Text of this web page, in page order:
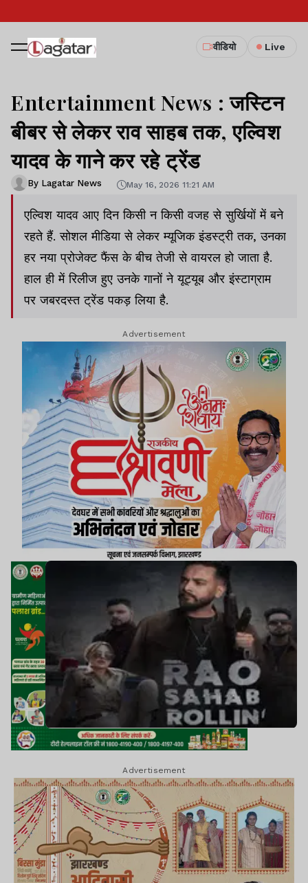
वीडियो Live
Entertainment News : जस्टिन
बीबर से लेकर राव साहब तक, एल्विश
यादव के गाने कर रहे ट्रेंड
By Lagatar News May 16, 2026 11:21 AM
एल्विश यादव आए दिन किसी न किसी वजह से सुर्खियों में बने
रहते हैं. सोशल मीडिया से लेकर म्यूजिक इंडस्ट्री तक, उनका
हर नया प्रोजेक्ट फैंस के बीच तेजी से वायरल हो जाता है.
हाल ही में रिलीज हुए उनके गानों ने यूट्यूब और इंस्टाग्राम
पर जबरदस्त ट्रेंड पकड़ लिया है.
Advertisement
Advertisement